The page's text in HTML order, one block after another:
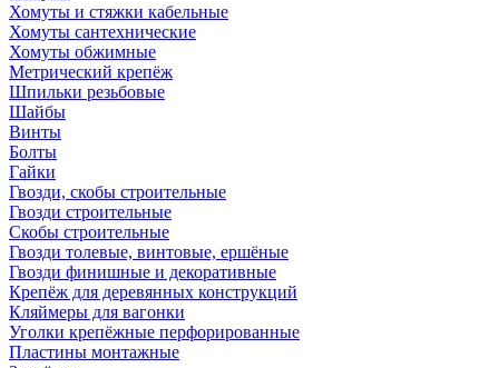
Хомуты и стяжки кабельные
Хомуты сантехнические
Хомуты обжимные
Метрический крепёж
Шпильки резьбовые
Шайбы
Винты
Болты
Гайки
Гвозди, скобы строительные
Гвозди строительные
Скобы строительные
Гвозди толевые, винтовые, ершёные
Гвозди финишные и декоративные
Крепёж для деревянных конструкций
Кляймеры для вагонки
Уголки крепёжные перфорированные
Пластины монтажные